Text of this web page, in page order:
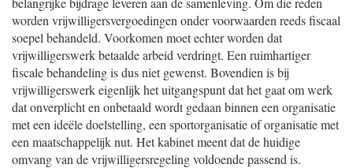
worden vrijwilligersvergoedingen onder voorwaarden reeds fiscaal
soepel behandeld. Voorkomen moet echter worden dat
vrijwilligerswerk betaalde arbeid verdringt. Een ruimhartiger
fiscale behandeling is dus niet gewenst. Bovendien is bij
vrijwilligerswerk eigenlijk het uitgangspunt dat het gaat om werk
dat onverplicht en onbetaald wordt gedaan binnen een organisatie
met een ideële doelstelling, een sportorganisatie of organisatie met
een maatschappelijk nut. Het kabinet meent dat de huidige
omvang van de vrijwilligersregeling voldoende passend is.